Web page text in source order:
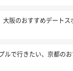
大阪のおすすめデートス
ルで行きたい、京都の